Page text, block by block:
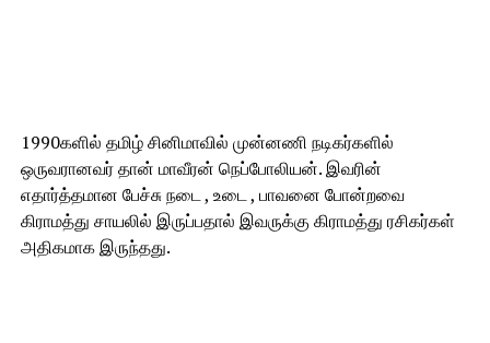
1990களில் தமிழ் சினிமாவில் முன்னணி நடிகர்களில்
ஒருவரானவர் தான் மாவீரன் நெப்போலியன். இவரின்
எதார்த்தமான பேச்சு நடை , உடை , பாவனை போன்றவை
கிராமத்து சாயலில் இருப்பதால் இவருக்கு கிராமத்து ரசிகர்கள்
அதிகமாக இருந்தது.